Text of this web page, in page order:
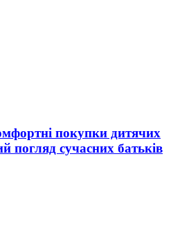
покупки дитячих
погляд сучасних батьків